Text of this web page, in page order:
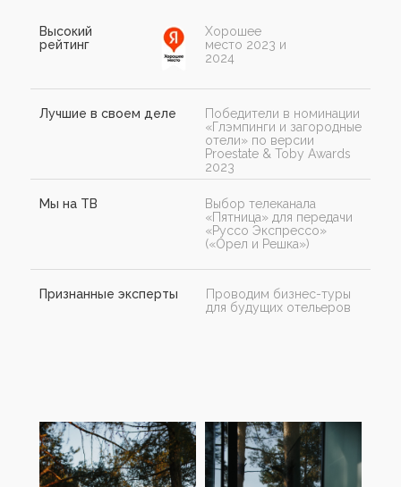
Высокий
рейтинг
Хорошее
место 2023 и
2024
Лучшие в своем деле
Победители в номинации
«Глэмпинги и загородные
отели» по версии
Proestate & Toby Awards
2023
Мы на ТВ
Выбор телеканала
«Пятница» для передачи
«Руссо Экспрессо»
(«Орел и Решка»)
Признанные эксперты
Проводим бизнес-туры
для будущих отельеров